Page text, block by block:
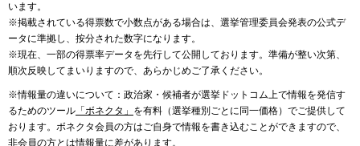
います。
※掲載されている得票数で小数点がある場合は、選挙管理委員会発表の公式デ
ータに準拠し、按分された数字になります。
※現在、一部の得票率データを先行して公開しております。準備が整い次第、
順次反映してまいりますので、あらかじめご了承ください。
※情報量の違いについて：政治家・候補者が選挙ドットコム上で情報を発信す
るためのツール 「ボネクタ」 を有料（選挙種別ごとに同一価格）でご提供して
おります。ボネクタ会員の方はご自身で情報を書き込むことができますので、
非会員の方とは情報量に差があります。